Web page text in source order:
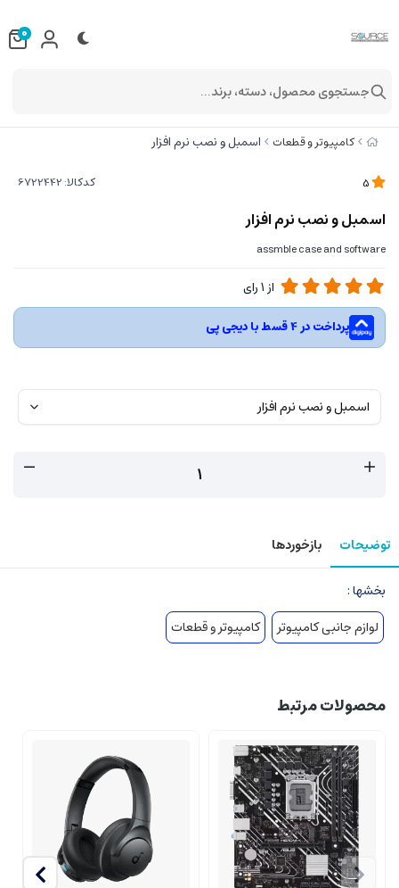
کامپیوتر و قطعات اسمبل و نصب نرم افزار
کدکالا:
اسمبل و نصب نرم افزار
assmble case and software
از 1رای
پرداخت در 4 قسط با دیجی پی
توضیحات بازخوردها
بخشها :
لوازم جانبی کامپیوتر
کامپیوتر و قطعات
محصولات مرتبط
0
جستجوی محصول، دسته، برند...